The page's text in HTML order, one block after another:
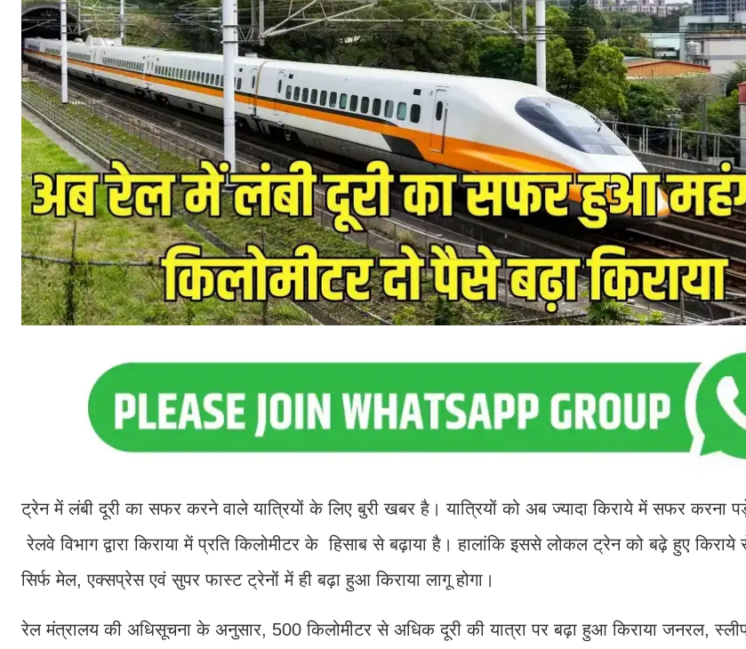
ट्रेन में लंबी दूरी का सफर करने वाले यात्रियों के लिए बुरी खबर है। यात्रियों को अब ज्यादा किराये में सफर करना
रेलवे विभाग द्वारा किराया में प्रति किलोमीटर के हिसाब से बढ़ाया है। हालांकि इससे लोकल ट्रेन को बढ़े हुए किराये
सिर्फ मेल, एक्सप्रेस एवं सुपर फास्ट ट्रेनों में ही बढ़ा हुआ किराया लागू होगा।
रेल मंत्रालय की अधिसूचना के अनुसार, 500 किलोमीटर से अधिक दूरी की यात्रा पर बढ़ा हुआ किराया जनरल,